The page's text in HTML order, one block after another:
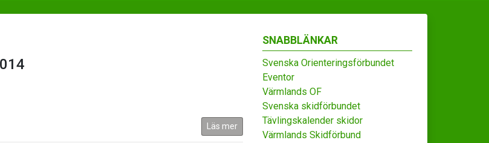
Läs mer
SNABBLÄNKAR
Svenska Orienteringsförbundet
Eventor
Värmlands OF
Svenska skidförbundet
Tävlingskalender skidor
Värmlands Skidförbund